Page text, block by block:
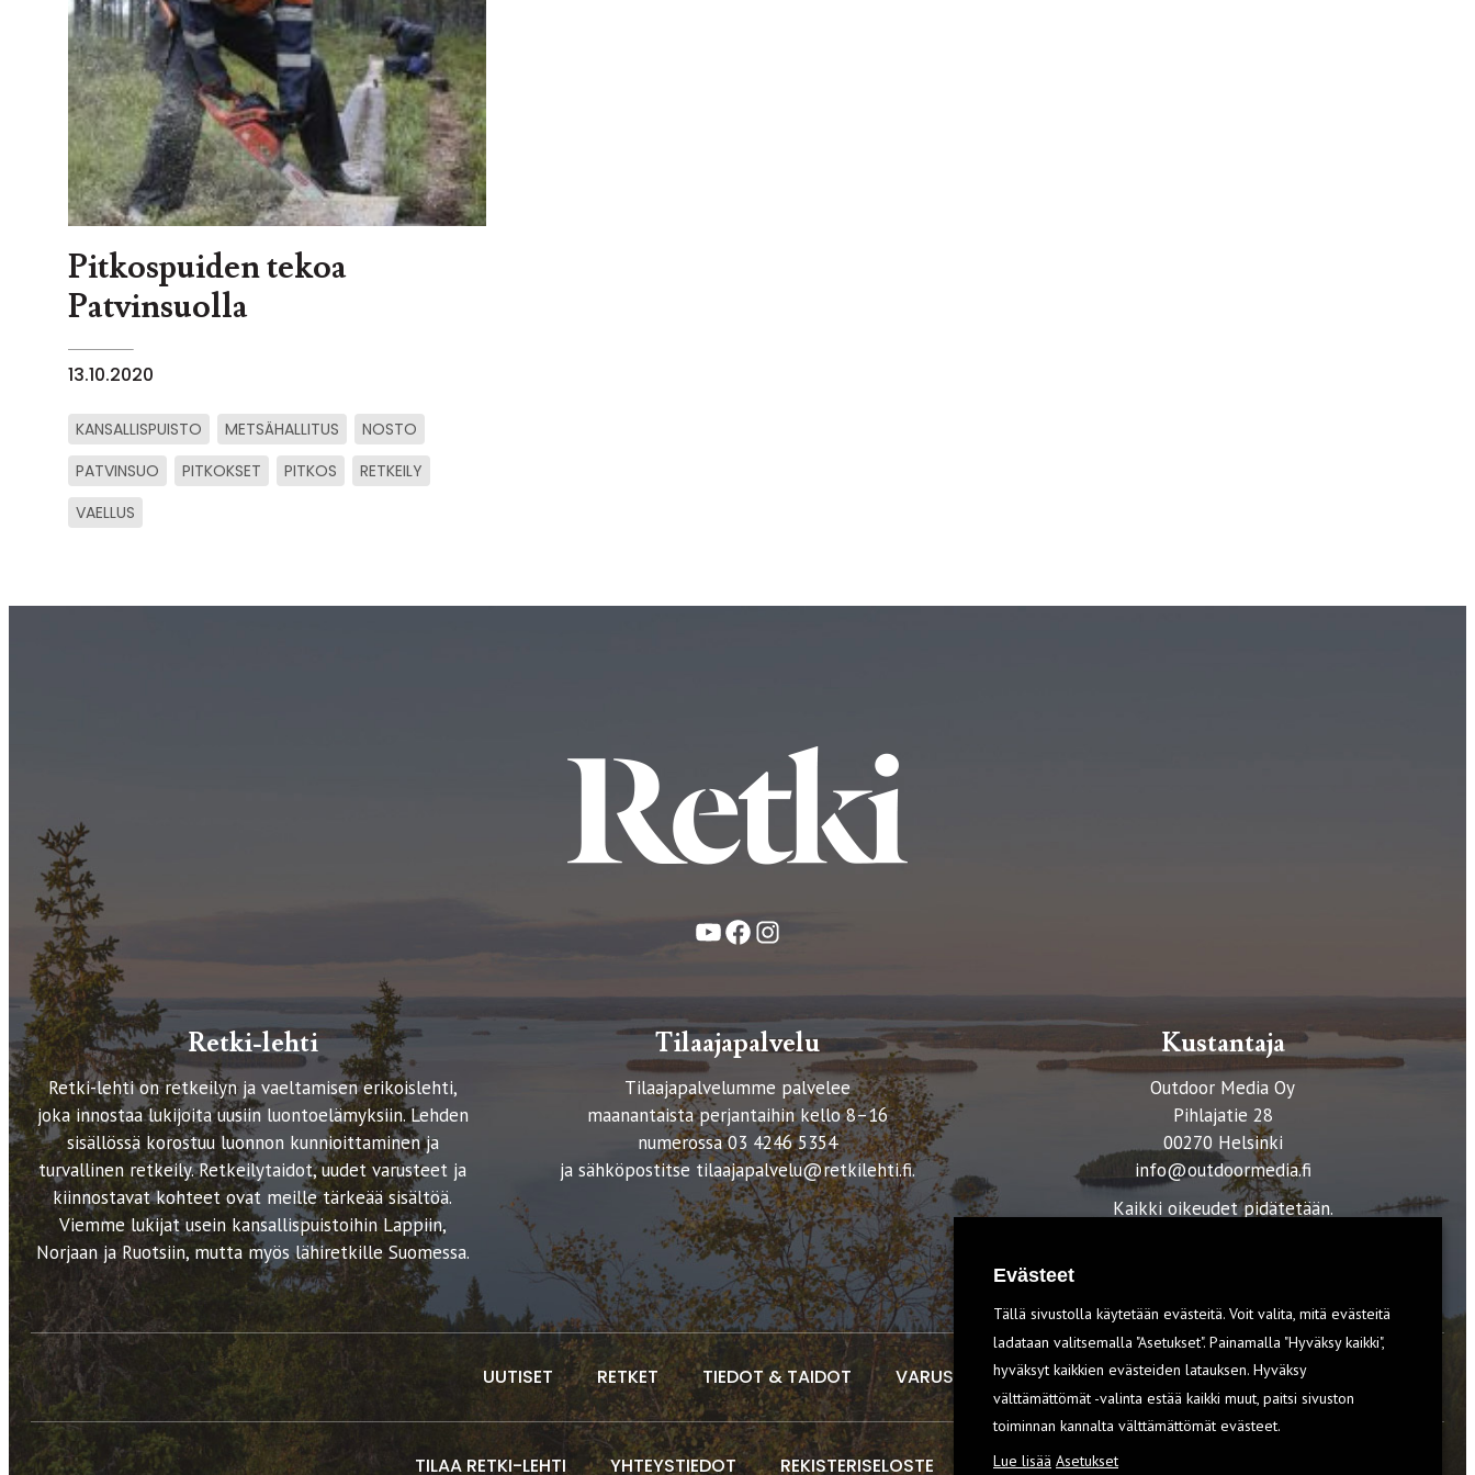
Pitkospuiden tekoa
Patvinsuolla
13.10.2020
KANSALLISPUISTO METSÄHALLITUS
NOSTO
PATVINSUO
PITKOKSET PITKOS
RETKEILY
VAELLUS
YouTube
FacebookInstagram
Retki-lehti
Retki-lehti on retkeilyn ja vaeltamisen erikoislehti,
joka innostaa lukijoita uusiin luontoelämyksiin. Lehden
sisällössä korostuu luonnon kunnioittaminen ja
turvallinen retkeily. Retkeilytaidot, uudet varusteet ja
kiinnostavat kohteet ovat meille tärkeää sisältöä.
Viemme lukijat usein kansallispuistoihin Lappiin,
Norjaan ja Ruotsiin, mutta myös lähiretkille Suomessa.
Tilaajapalvelu
Tilaajapalvelumme palvelee
maanantaista perjantaihin kello 8–16
numerossa 03 4246 5354
ja sähköpostitse tilaajapalvelu@retkilehti.fi.
Kustantaja
Outdoor Media Oy
Pihlajatie 28
00270 Helsinki
info@outdoormedia.fi
Kaikki oikeudet pidätetään.
UUTISET RETKET TIEDOT & TAIDOT VARUSTEET
TILAA RETKI-LEHTI YHTEYSTIEDOT REKISTERISELOSTE EVÄSTEET
Evästeet
Tällä sivustolla käytetään evästeitä. Voit valita, mitä evästeitä
ladataan valitsemalla "Asetukset". Painamalla "Hyväksy kaikki",
hyväksyt kaikkien evästeiden latauksen. Hyväksy
välttämättömät -valinta estää kaikki muut, paitsi sivuston
toiminnan kannalta välttämättömät evästeet.
Lue lisää Asetukset